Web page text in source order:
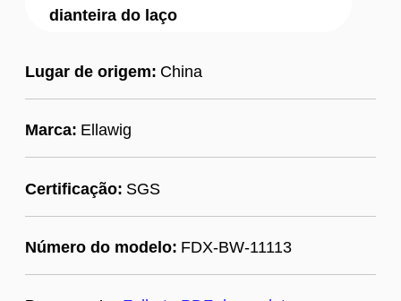
dianteira do laço
Lugar de origem: China
Marca: Ellawig
Certificação: SGS
Número do modelo: FDX-BW-11113